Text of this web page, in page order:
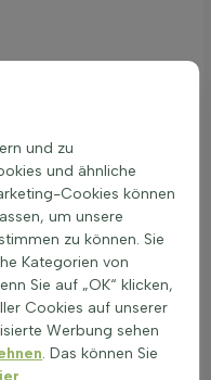
Farbe in den
Schatten und einen
klares Bild, in dem
Bäume lassen sich
und Echinacea
Besonders schön
Gattungen Prunus,
Zierbäume Blüte passt
oder Calamagrostis.
sind Bäume mit gelben
Ein langblühender
und zu
und ähnliche
Cookies können
um unsere
zu können. Sie
Kategorien von
Sie auf „OK“ klicken,
Cookies auf unserer
Werbung sehen
. Das können Sie